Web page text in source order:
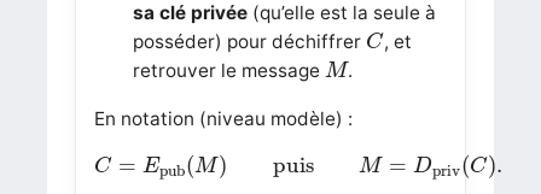
sa clé privée(qu’elle est la seule à
posséder) pour déchiffrer C
C, et
retrouver le message M
M.
En notation (niveau modèle) :
C = Epub(M) puis M = Dpriv(C).
C Epub puis Dpriv (C